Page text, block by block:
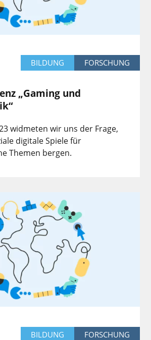
BILDUNG FORSCHUNG
„Gaming und
widmeten wir uns der Frage,
digitale Spiele für
Themen bergen.
BILDUNG FORSCHUNG